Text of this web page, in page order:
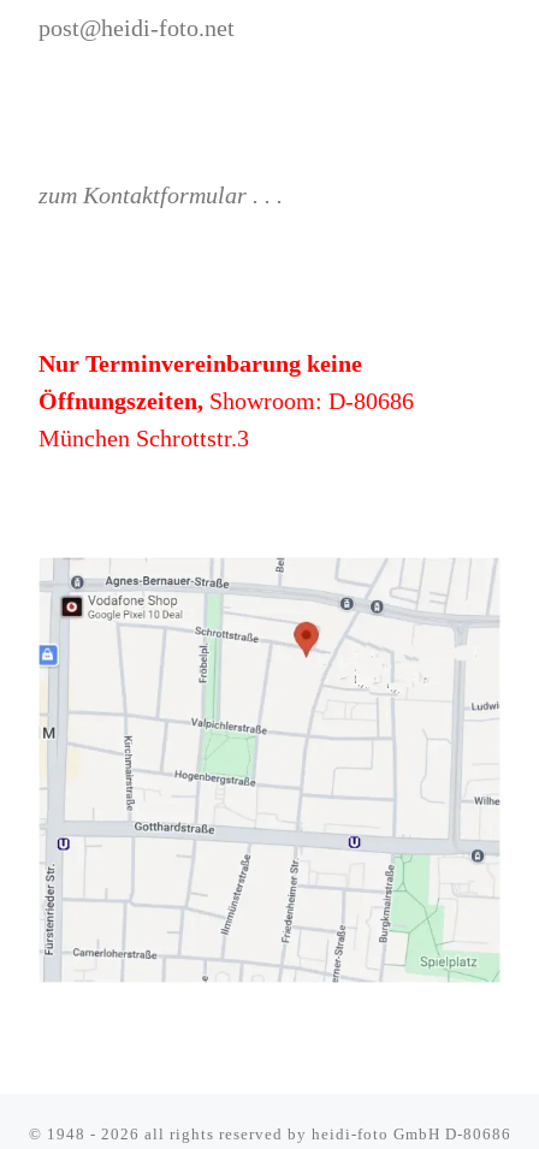
post@heidi-foto.net
zum Kontaktformular . . .
Nur Terminvereinbarung keine
Öffnungszeiten,Showroom: D-80686
München Schrottstr.3
© 1948 - 2026 all rights reserved by heidi-foto GmbH D-80686